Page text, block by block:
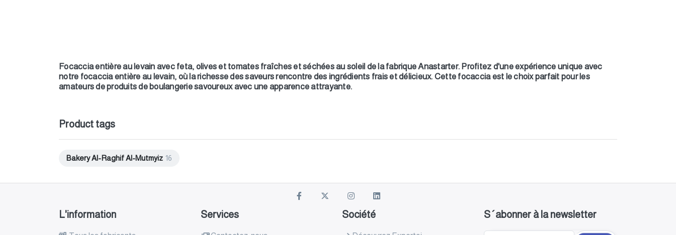
Focaccia entière au levain avec feta, olives et tomates fraîches et séchées au soleil de la fabrique Anastarter. Profitez d'une expérience unique avec
notre focaccia entière au levain, où la richesse des saveurs rencontre des ingrédients frais et délicieux. Cette focaccia est le choix parfait pour les
amateurs de produits de boulangerie savoureux avec une apparence attrayante.
Product tags
Bakery Al-Raghif Al-Mutmyiz 16
L'information Services Société S´abonner à la newsletter